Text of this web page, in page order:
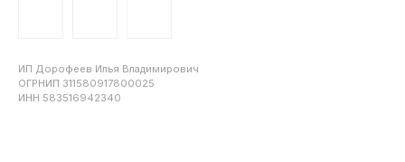
ИП Дорофеев Илья Владимирович
ОГРНИП 311580917800025
ИНН 583516942340